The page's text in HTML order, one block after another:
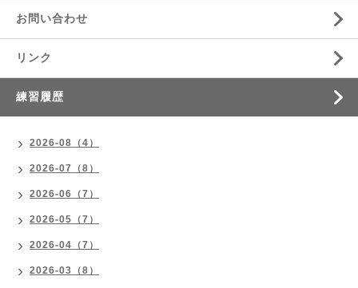
お問い合わせ
リンク
練習履歴
2026-08（4）
2026-07（8）
2026-06（7）
2026-05（7）
2026-04（7）
2026-03（8）